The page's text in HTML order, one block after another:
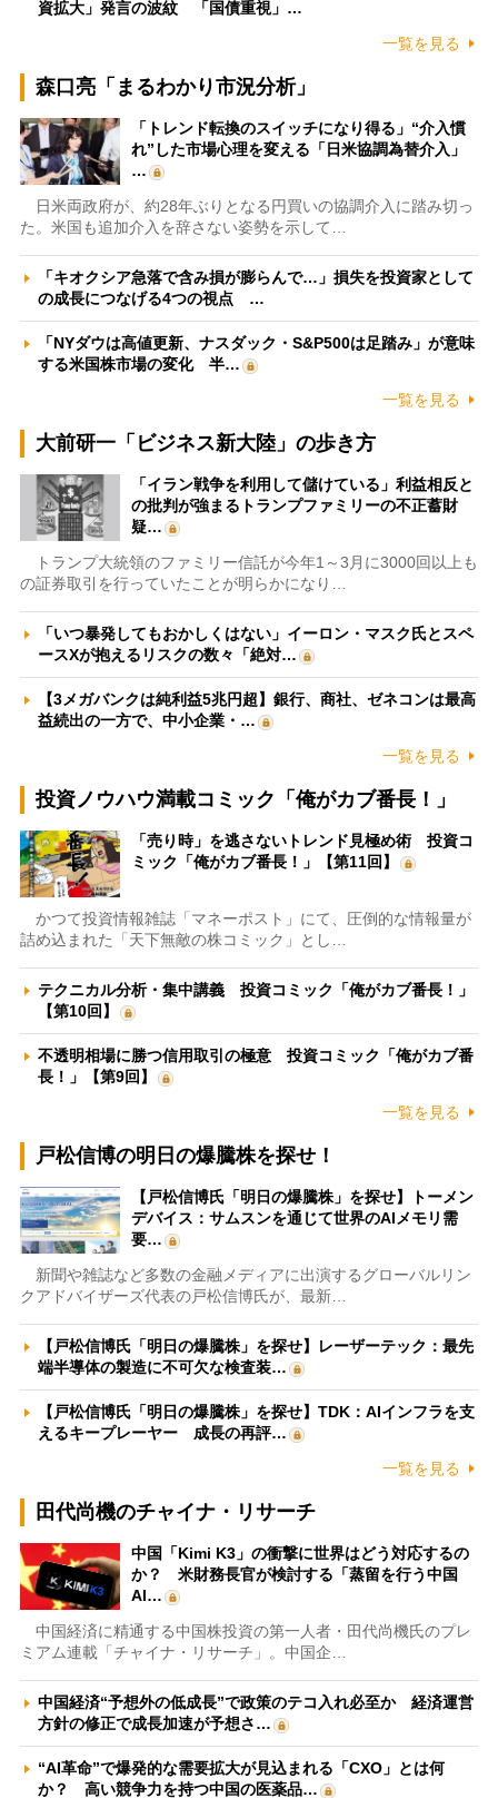
資拡大」発言の波紋 「国債重視」…
一覧を見る
森口亮「まるわかり市況分析」
「トレンド転換のスイッチになり得る」“介入慣
れ”した市場心理を変える「日米協調為替介入」
…
日米両政府が、約28年ぶりとなる円買いの協調介入に踏み切っ
た。米国も追加介入を辞さない姿勢を示して…
「キオクシア急落で含み損が膨らんで…」損失を投資家として
の成長につなげる4つの視点 …
「NYダウは高値更新、ナスダック・S&P500は足踏み」が意味
する米国株市場の変化 半…
一覧を見る
大前研一「ビジネス新大陸」の歩き方
「イラン戦争を利用して儲けている」利益相反と
の批判が強まるトランプファミリーの不正蓄財
疑…
トランプ大統領のファミリー信託が今年1～3月に3000回以上も
の証券取引を行っていたことが明らかになり…
「いつ暴発してもおかしくはない」イーロン・マスク氏とスペ
ースXが抱えるリスクの数々「絶対…
【3メガバンクは純利益5兆円超】銀行、商社、ゼネコンは最高
益続出の一方で、中小企業・…
一覧を見る
投資ノウハウ満載コミック「俺がカブ番長！」
「売り時」を逃さないトレンド見極め術 投資コ
ミック「俺がカブ番長！」【第11回】
かつて投資情報雑誌「マネーポスト」にて、圧倒的な情報量が
詰め込まれた「天下無敵の株コミック」とし…
テクニカル分析・集中講義 投資コミック「俺がカブ番長！」
【第10回】
不透明相場に勝つ信用取引の極意 投資コミック「俺がカブ番
長！」【第9回】
一覧を見る
戸松信博の明日の爆騰株を探せ！
【戸松信博氏「明日の爆騰株」を探せ】トーメン
デバイス：サムスンを通じて世界のAIメモリ需
要…
新聞や雑誌など多数の金融メディアに出演するグローバルリン
クアドバイザーズ代表の戸松信博氏が、最新…
【戸松信博氏「明日の爆騰株」を探せ】レーザーテック：最先
端半導体の製造に不可欠な検査装…
【戸松信博氏「明日の爆騰株」を探せ】TDK：AIインフラを支
えるキープレーヤー 成長の再評…
一覧を見る
田代尚機のチャイナ・リサーチ
中国「Kimi K3」の衝撃に世界はどう対応するの
か？ 米財務長官が検討する「蒸留を行う中国
AI…
中国経済に精通する中国株投資の第一人者・田代尚機氏のプレ
ミアム連載「チャイナ・リサーチ」。中国企…
中国経済“予想外の低成長”で政策のテコ入れ必至か 経済運営
方針の修正で成長加速が予想さ…
“AI革命”で爆発的な需要拡大が見込まれる「CXO」とは何
か？ 高い競争力を持つ中国の医薬品…